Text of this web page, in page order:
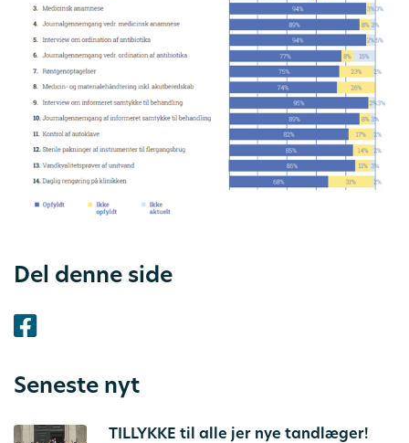
Del denne side
Seneste nyt
TILLYKKE til alle jer nye tandlæger!